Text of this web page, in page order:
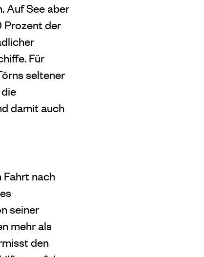
Auf See aber
Prozent der
Für
seltener
damit auch
Fahrt nach
seiner
mehr als
den